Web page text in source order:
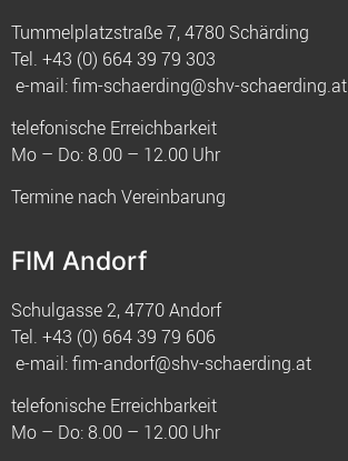
Tummelplatzstraße 7, 4780 Schärding
Tel. +43 (0) 664 39 79 303
e-mail:fim-schaerding@shv-schaerding.at
telefonische Erreichbarkeit
Mo – Do: 8.00 – 12.00 Uhr
Termine nach Vereinbarung
FIM Andorf
Schulgasse 2, 4770 Andorf
Tel. +43 (0) 664 39 79 606
e-mail:fim-andorf@shv-schaerding.at
telefonische Erreichbarkeit
Mo – Do: 8.00 – 12.00 Uhr